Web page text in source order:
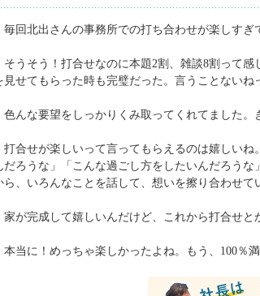
毎回北出さんの事務所での打ち合わせが楽しすぎ
そうそう！打合せなのに本題2割、雑談8割って
見せてもらった時も完璧だった。言うことないね
色んな要望をしっかりくみ取ってくれてました。
打合せが楽しいって言ってもらえるのは嬉しい
だろうな」「こんな過ごし方をしたいんだろう
ら、いろんなことを話して、想いを擦り合わせて
家が完成して嬉しいんだけど、これから打合せと
本当に！めっちゃ楽しかったよね。もう、100％